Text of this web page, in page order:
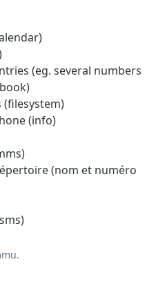
(eg. several numbers
(info)
(nom et numéro